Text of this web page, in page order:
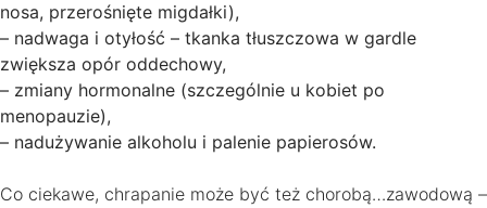
nosa, przerośnięte migdałki),
– nadwaga i otyłość – tkanka tłuszczowa w gardle
zwiększa opór oddechowy,
– zmiany hormonalne (szczególnie u kobiet po
menopauzie),
– nadużywanie alkoholu i palenie papierosów.
Co ciekawe, chrapanie może być też chorobą…zawodową –